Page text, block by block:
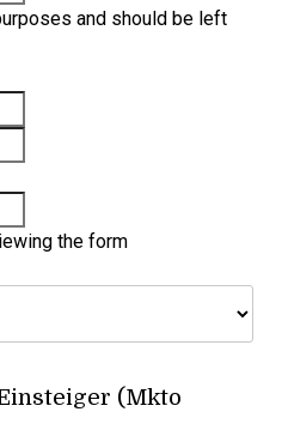
and should be left
the form
(Mkto